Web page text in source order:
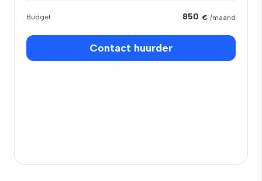
Budget 850 € /maand
Contact huurder